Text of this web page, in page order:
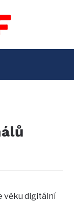
věku digitální